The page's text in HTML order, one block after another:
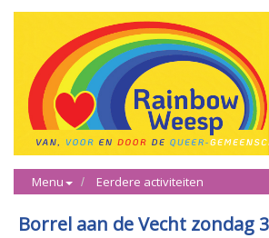
Menu Eerdere activiteiten
Borrel aan de Vecht zondag